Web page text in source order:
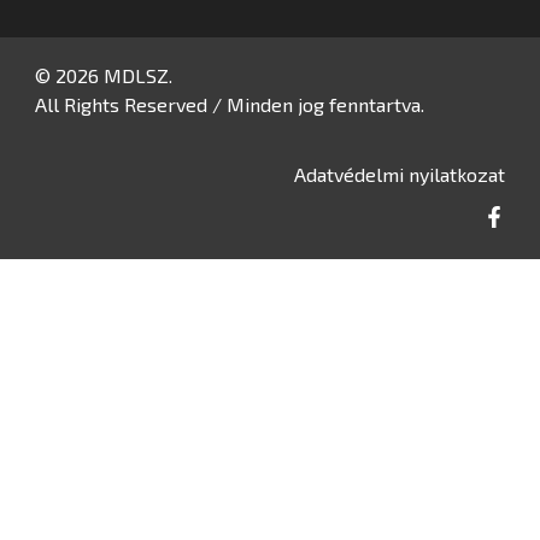
© 2026 MDLSZ.
All Rights Reserved / Minden jog fenntartva.
Adatvédelmi nyilatkozat